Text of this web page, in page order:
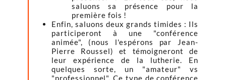
saluons sa présence pour la
première fois !
Enfin, saluons deux grands timides : Ils
participeront à une "conférence
animée", (nous l'espérons par Jean-
Pierre Roussel) et témoigneront de
leur expérience de la lutherie. En
quelques sorte, un "amateur" vs
"professionnel". Ce type de conférence